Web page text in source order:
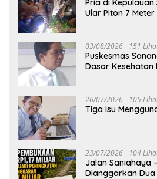
Pria di Kepulauan
Ular Piton 7 Meter
03/08/2026 151
Puskesmas
Dasar
26/07/2026 105
Tiga Isu
23/07/2026 104
Jalan Saniahaya
Dianggarkan Dua